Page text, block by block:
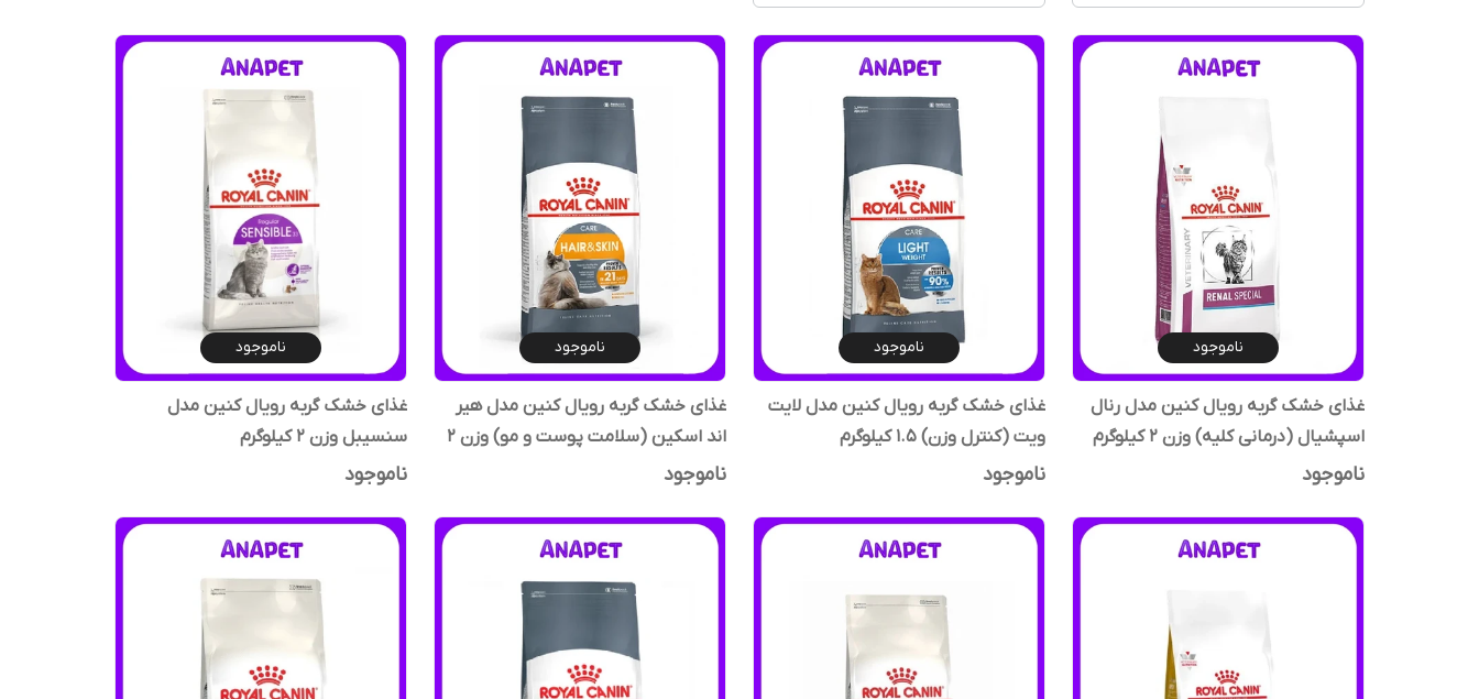
ناموجود
غذای خشک گربه رویال کنین مدل رنال
اسپشیال (درمانی کلیه) وزن ۲ کیلوگرم
ناموجود
ناموجود
غذای خشک گربه رویال کنین مدل لایت
ویت (کنترل وزن) ۱.۵ کیلوگرم
ناموجود
ناموجود
غذای خشک گربه رویال کنین مدل هیر
اند اسکین (سلامت پوست و مو) وزن ۲
کیلوگرم
ناموجود
ناموجود
غذای خشک گربه رویال کنین مدل
سنسیبل وزن ۲ کیلوگرم
ناموجود